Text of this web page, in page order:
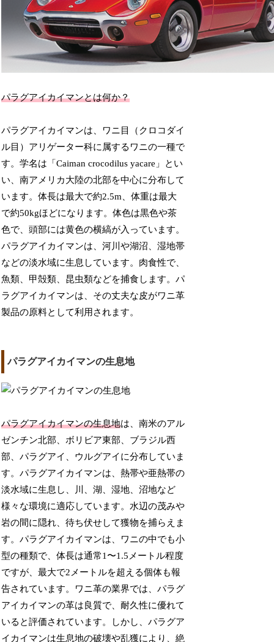
パラグアイカイマンとは何か？
パラグアイカイマンは、ワニ目（クロコダイ
ル目）アリゲーター科に属するワニの一種で
す。学名は「Caiman crocodilus yacare」とい
い、南アメリカ大陸の北部を中心に分布して
います。体長は最大で約2.5m、体重は最大
で約50kgほどになります。体色は黒色や茶
色で、頭部には黄色の横縞が入っています。
パラグアイカイマンは、河川や湖沼、湿地帯
などの淡水域に生息しています。肉食性で、
魚類、甲殻類、昆虫類などを捕食します。パ
ラグアイカイマンは、その丈夫な皮がワニ革
製品の原料として利用されます。
パラグアイカイマンの生息地
パラグアイカイマンの生息地は、南米のアル
ゼンチン北部、ボリビア東部、ブラジル西
部、パラグアイ、ウルグアイに分布していま
す。パラグアイカイマンは、熱帯や亜熱帯の
淡水域に生息し、川、湖、湿地、沼地など
様々な環境に適応しています。水辺の茂みや
岩の間に隠れ、待ち伏せして獲物を捕らえま
す。パラグアイカイマンは、ワニの中でも小
型の種類で、体長は通常1〜1.5メートル程度
ですが、最大で2メートルを超える個体も報
告されています。ワニ革の業界では、パラグ
アイカイマンの革は良質で、耐久性に優れて
いると評価されています。しかし、パラグア
イカイマンは生息地の破壊や乱獲により、絶